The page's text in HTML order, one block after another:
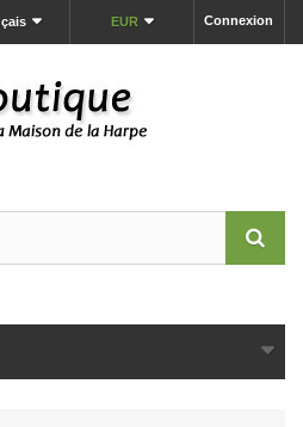
Connexion
EUR